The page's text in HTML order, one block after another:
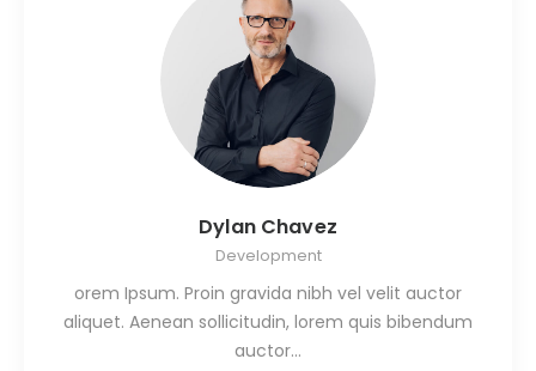
Dylan Chavez
Development
orem Ipsum. Proin gravida nibh vel velit auctor
aliquet. Aenean sollicitudin, lorem quis bibendum
auctor…